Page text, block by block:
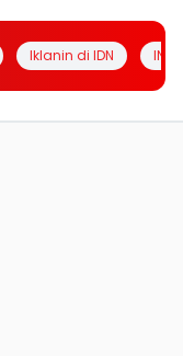
Iklanin di IDN